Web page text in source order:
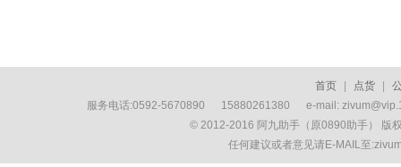
首页 点货
服务电话:0592-5670890 15880261380 e-mail:
© 2012-2016 阿九助手（原0890助手） 版
任何建议或者意见请E-MAIL至